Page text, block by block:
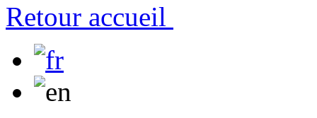
Retour accueil